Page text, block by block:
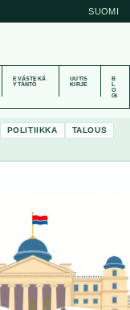
SUOMI
EVÄSTEKÄ
YTÄNTÖ
UUTIS
KIRJE
B
O
GI
POLITIIKKA
TALOUS